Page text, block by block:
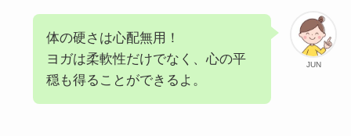
JUN
体の硬さは心配無用！
ヨガは柔軟性だけでなく、心の平
穏も得ることができるよ。